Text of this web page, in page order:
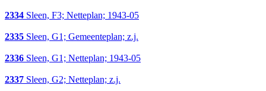
2334 Sleen, F3; Netteplan; 1943-05
2335 Sleen, G1; Gemeenteplan; z.j.
2336 Sleen, G1; Netteplan; 1943-05
2337 Sleen, G2; Netteplan; z.j.